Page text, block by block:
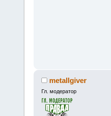
metallgiver
Гл. модератор